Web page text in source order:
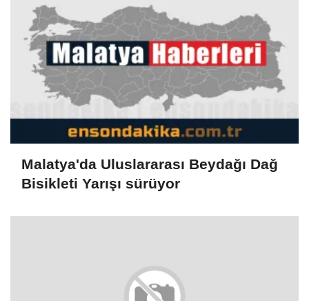
Malatya'da Uluslararası Beydağı Dağ
Bisikleti Yarışı sürüyor